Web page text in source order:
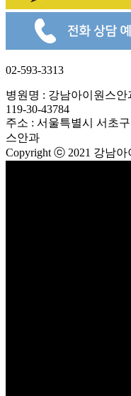
02-593-3313
병원명 : 강남아이원스
119-30-43784
주소 : 서울특별시 서초
스안과
Copyright ⓒ 2021 강남아